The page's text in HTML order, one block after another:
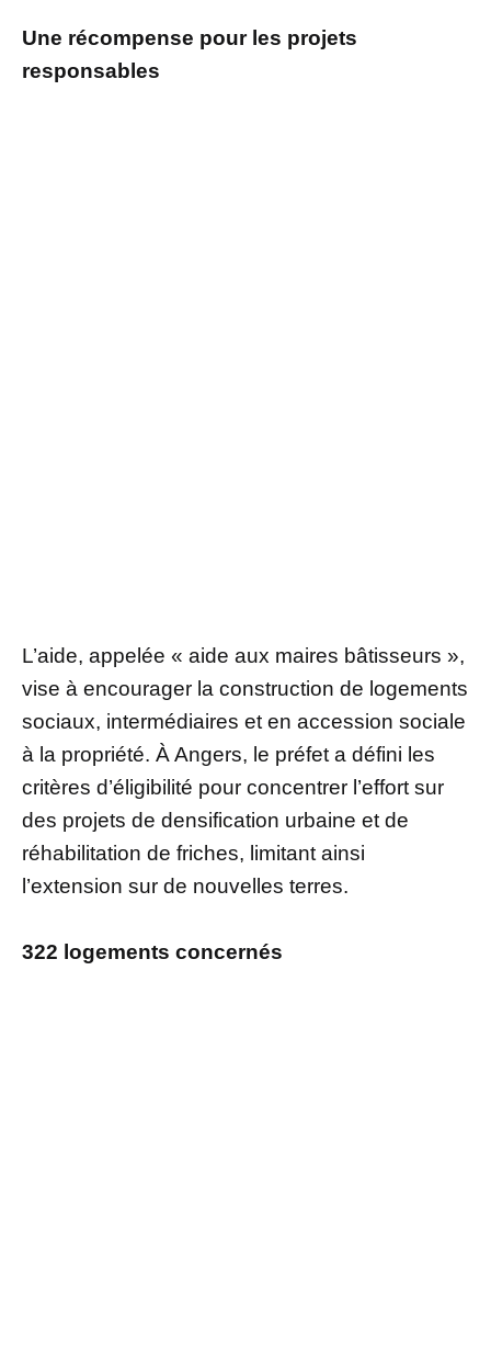
Une récompense pour les projets
responsables
L’aide, appelée « aide aux maires bâtisseurs »,
vise à encourager la construction de logements
sociaux, intermédiaires et en accession sociale
à la propriété. À Angers, le préfet a défini les
critères d’éligibilité pour concentrer l’effort sur
des projets de densification urbaine et de
réhabilitation de friches, limitant ainsi
l’extension sur de nouvelles terres.
322 logements concernés